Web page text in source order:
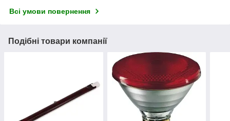
Всі умови повернення
Подібні товари компанії